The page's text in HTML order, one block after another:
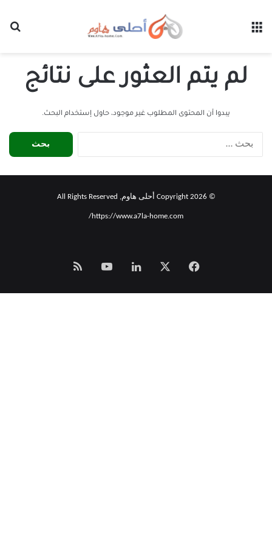
لم يتم العثور على نتائج
يبدوا أن المحتوى المطلوب غير موجود، حاول إستخدام البحث.
البحث
© Copyright 2026 أحلى هاوم, All Rights Reserved
https://www.a7la-home.com/
فيسبوك لينكدإن‫YouTube
Smart
Zeno